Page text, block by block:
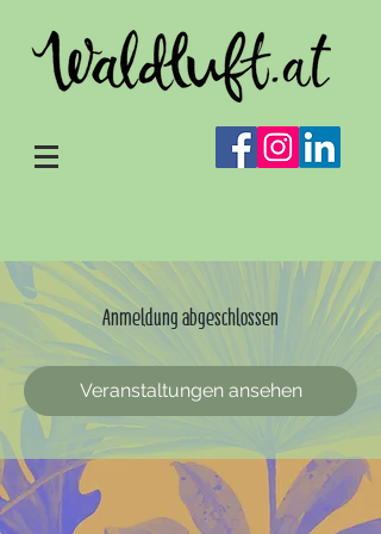
Anmeldung abgeschlossen
Veranstaltungen ansehen